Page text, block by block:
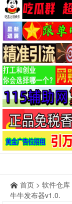
首页 > 软件仓库
牛牛发布器v1.0.